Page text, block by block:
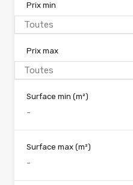
Prix min
Toutes
Prix max
Toutes
Surface min (m²)
Surface max (m²)